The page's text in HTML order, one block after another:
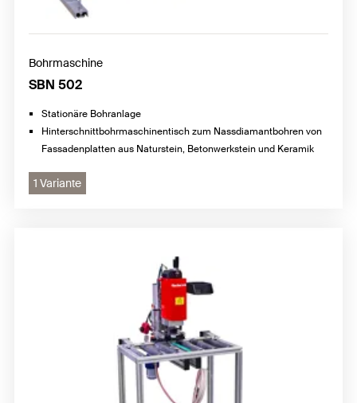
Bohrmaschine
SBN 502
Stationäre Bohranlage
Hinterschnittbohrmaschinentisch zum Nassdiamantbohren von
Fassadenplatten aus Naturstein, Betonwerkstein und Keramik
1 Variante